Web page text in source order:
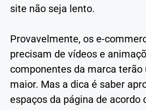
site não seja lento.
Provavelmente, os e-
precisam de vídeos e
componentes da marca terão
maior. Mas a dica é saber
espaços da página de acordo